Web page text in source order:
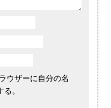
ウザーに自分の名
。